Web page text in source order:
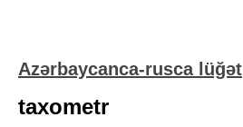
Azərbaycanca-rusca lüğət
taxometr